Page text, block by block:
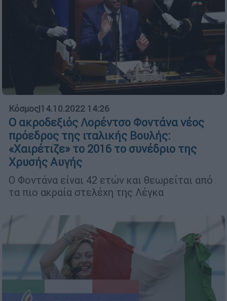
Κόσμος|14.10.2022 14:26
Ο ακροδεξιός Λορέντσο Φοντάνα νέος
πρόεδρος της ιταλικής Βουλής:
«Χαιρέτιζε» το 2016 το συνέδριο της
Χρυσής Αυγής
Ο Φοντάνα είναι 42 ετών και θεωρείται από
τα πιο ακραία στελέχη της Λέγκα